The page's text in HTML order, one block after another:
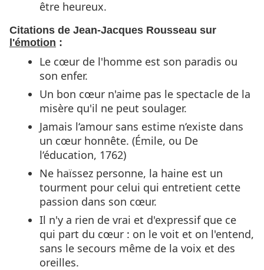
être heureux.
Citations de Jean-Jacques Rousseau sur
l'émotion :
Le cœur de l'homme est son paradis ou
son enfer.
Un bon cœur n'aime pas le spectacle de la
misère qu'il ne peut soulager.
Jamais l‘amour sans estime n‘existe dans
un cœur honnête. (Émile, ou De
l‘éducation, 1762)
Ne haïssez personne, la haine est un
tourment pour celui qui entretient cette
passion dans son cœur.
Il n'y a rien de vrai et d'expressif que ce
qui part du cœur : on le voit et on l'entend,
sans le secours même de la voix et des
oreilles.